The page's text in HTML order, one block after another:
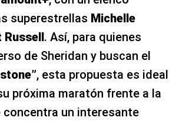
superestrellas Michelle
Russell. Así, para quienes
de Sheridan y buscan el
, esta propuesta es ideal
próxima maratón frente a la
concentra un interesante